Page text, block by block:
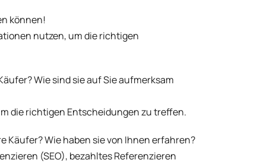
können!
nutzen, um die richtigen
Wie sind sie auf Sie aufmerksam
die richtigen Entscheidungen zu treffen.
Käufer? Wie haben sie von Ihnen erfahren?
(SEO), bezahltes Referenzieren